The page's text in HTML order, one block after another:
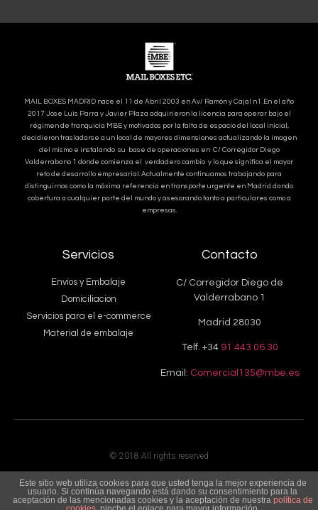
MAIL BOXES MADRID nace el 11 de Abril 2003 en Av/ Ramón y Cajal n1 .En el año
2017 Jose Luis Parra y Javier Plaza adquirieron la licencia para operar bajo el
régimen de franquicia MBE y motivados por la falta de espacio del local inicial,
decidieron trasladarse a un local de mayores dimensiones actualizando la imagen
del mismo e instalando su base de operaciones en C/ Corregidor Diego
Valderrabano 1 donde comienza el verdadero cambio y lo que significa el mayor
reto de desarrollo empresarial. Actualmente continuamos trabajando para
distinguirnos como la máxima referencia en transporte urgente en Madrid dando
cobertura a cualquier parte del mundo y asesorando tanto a particulares como a
empresas.
Servicios
Envíos y Embalaje
Domiciliacion
Servicios para el e-commerce
Material de embalaje
Contacto
C/ Corregidor Diego de
Valderrabano 1
Madrid 28030
Telf. +34 91 443 06 30
Email: Comercial135@mbe.es
© 2018 All rights reserved
Este sitio web utiliza cookies para que usted tenga la mejor experiencia de
usuario. Si continúa navegando está dando su consentimiento para la
aceptación de las mencionadas cookies y la aceptación de nuestra política de